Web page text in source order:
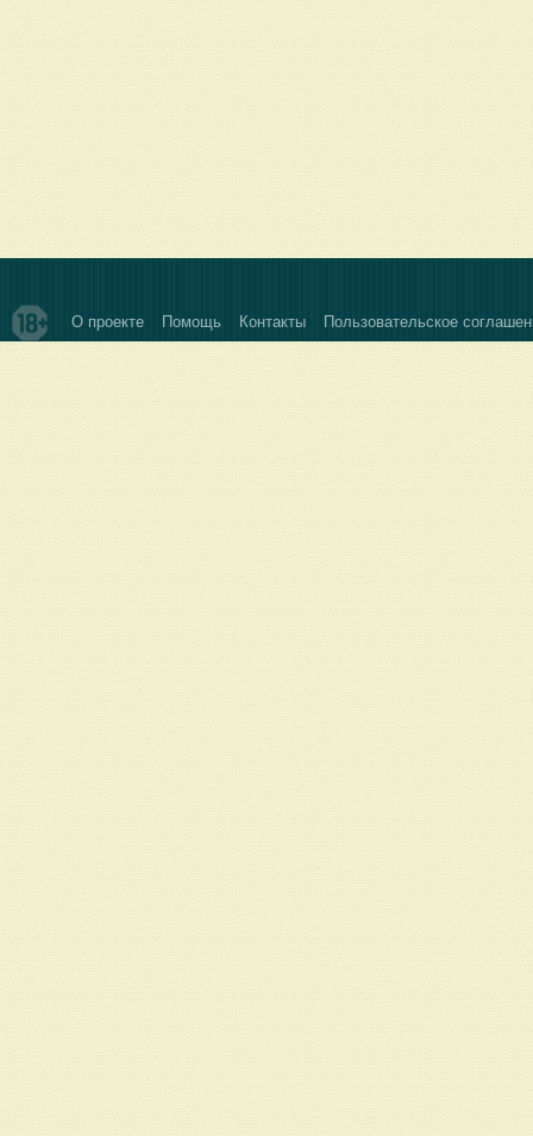
О проекте Помощь Контакты Пользовательское